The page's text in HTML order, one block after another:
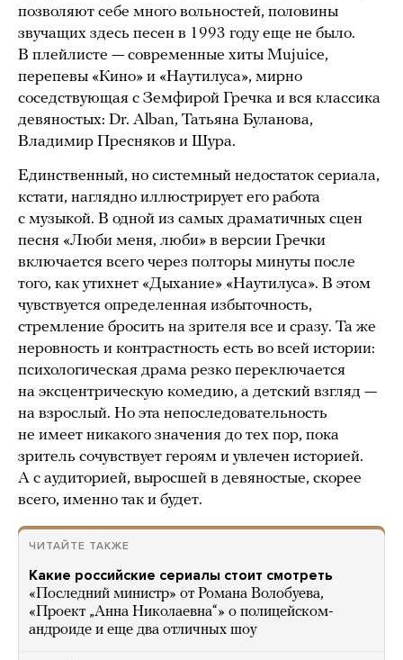
позволяют себе много вольностей, половины
звучащих здесь песен в 1993 году еще не было.
В плейлисте — современные хиты Mujuice,
перепевы «Кино» и «Наутилуса», мирно
соседствующая с Земфирой Гречка и вся классика
девяностых: Dr. Alban, Татьяна Буланова,
Владимир Пресняков и Шура.
Единственный, но системный недостаток сериала,
кстати, наглядно иллюстрирует его работа
с музыкой. В одной из самых драматичных сцен
песня «Люби меня, люби» в версии Гречки
включается всего через полторы минуты после
того, как утихнет «Дыхание» «Наутилуса». В этом
чувствуется определенная избыточность,
стремление бросить на зрителя все и сразу. Та же
неровность и контрастность есть во всей истории:
психологическая драма резко переключается
на эксцентрическую комедию, а детский взгляд —
на взрослый. Но эта непоследовательность
не имеет никакого значения до тех пор, пока
зритель сочувствует героям и увлечен историей.
А с аудиторией, выросшей в девяностые, скорее
всего, именно так и будет.
ЧИТАЙТЕ ТАКЖЕ
Какие российские сериалы стоит смотреть
«Последний министр» от Романа Волобуева,
«Проект „Анна Николаевна“» о полицейском-
андроиде и еще два отличных шоу